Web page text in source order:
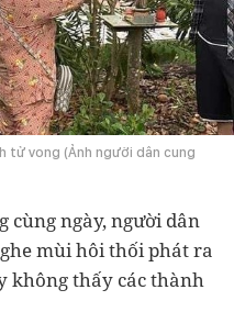
tử vong (Ảnh người dân cung
cùng ngày, người dân
mùi hôi thối phát ra
không thấy các thành